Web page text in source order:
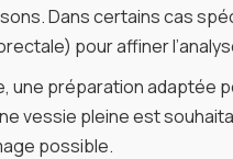
Dans certains cas
pour affiner
une préparation adaptée
vessie pleine est
possible.